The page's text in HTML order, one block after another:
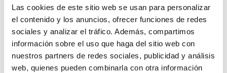
Las cookies de este sitio web se usan para personalizar
el contenido y los anuncios, ofrecer funciones de redes
sociales y analizar el tráfico. Además, compartimos
información sobre el uso que haga del sitio web con
nuestros partners de redes sociales, publicidad y análisis
web, quienes pueden combinarla con otra información
- CAS [7697-37-2]
- EINECS-No.: 231-714-2
- Densidad: 1,41 g/cm3
- Solub. en agua: (20 ºC): miscible
- Punto de fusión: -41 ºC
- Punto de ebullición: 122 ºC
- Presión de vapor: (20 ºC) 9,4 hPa
- EC-Index-No.: 007-004-00-1
Ver más
Te puede interesar